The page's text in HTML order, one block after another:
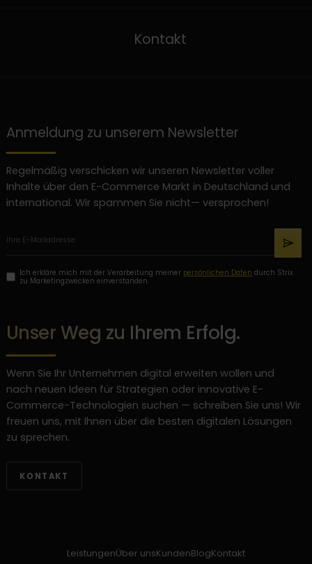
Kontakt
Anmeldung zu unserem Newsletter
Regelmäßig verschicken wir unseren Newsletter voller
Inhalte über den E-Commerce Markt in Deutschland und
international. Wir spammen Sie nicht— versprochen!
Ich erkläre mich mit der Verarbeitung meiner persönlichen Daten durch Strix
zu Marketingzwecken einverstanden.
Unser Weg zu Ihrem Erfolg.
Wenn Sie Ihr Unternehmen digital erweiten wollen und
nach neuen Ideen für Strategien oder innovative E-
Commerce-Technologien suchen — schreiben Sie uns! Wir
freuen uns, mit Ihnen über die besten digitalen Lösungen
zu sprechen.
KONTAKT
LeistungenÜber unsKundenBlogKontakt